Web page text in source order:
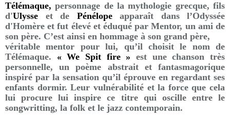
Télémaque, personnage de la mythologie grecque, fils
d'Ulysse et de Pénélopeapparaît dans l’Odyssée
d'Homère et fut élevé et éduqué par Mentor, un ami de
son père. C’est ainsi en hommage à son grand père,
véritable mentor pour lui, qu’il choisit le nom de
Télémaque. « We Spit fire » est une chanson très
personnelle, un poème abstrait et fantasmagorique
inspiré par la sensation qu’il éprouve en regardant ses
enfants dormir. Leur vulnérabilité et la force que cela
lui procure lui inspire ce titre qui oscille entre le
songwritting, la folk et le jazz contemporain.